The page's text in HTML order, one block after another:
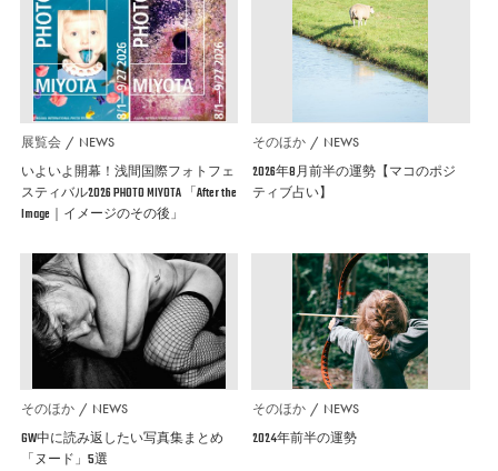
展覧会 NEWS
いよいよ開幕！浅間国際フォトフェ
スティバル2026 PHOTO MIYOTA 「After the
Image｜イメージのその後」
そのほか NEWS
2026年8月前半の運勢【マコのポジ
ティブ占い】
そのほか NEWS
GW中に読み返したい写真集まとめ
「ヌード」5選
そのほか NEWS
2024年前半の運勢